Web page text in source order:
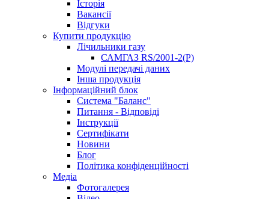
Історія
Вакансії
Відгуки
Купити продукцію
Лічильники газу
САМГАЗ RS/2001-2(Р)
Модулі передачі даних
Інша продукція
Інформаційний блок
Система "Баланс"
Питання - Відповіді
Інструкції
Сертифікати
Новини
Блог
Політика конфіденційності
Медіа
Фотогалерея